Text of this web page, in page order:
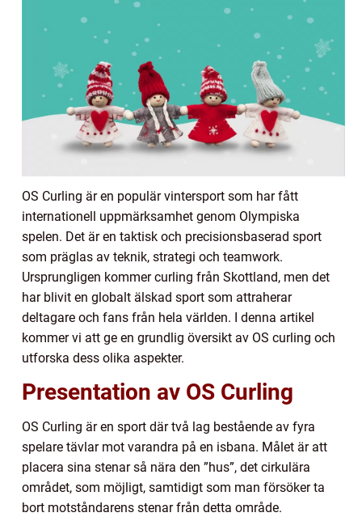
OS Curling är en populär vintersport som har fått
internationell uppmärksamhet genom Olympiska
spelen. Det är en taktisk och precisionsbaserad sport
som präglas av teknik, strategi och teamwork.
Ursprungligen kommer curling från Skottland, men det
har blivit en globalt älskad sport som attraherar
deltagare och fans från hela världen. I denna artikel
kommer vi att ge en grundlig översikt av OS curling och
utforska dess olika aspekter.
Presentation av OS Curling
OS Curling är en sport där två lag bestående av fyra
spelare tävlar mot varandra på en isbana. Målet är att
placera sina stenar så nära den ”hus”, det cirkulära
området, som möjligt, samtidigt som man försöker ta
bort motståndarens stenar från detta område.